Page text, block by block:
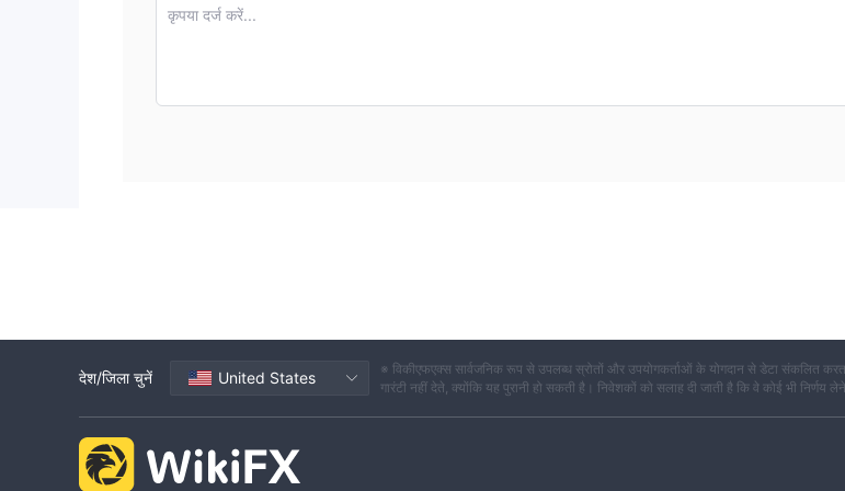
का ग्राहक समर्थन Costra-FX
ईमेल: जानकारी @ Costra-FX ।जाल
नुकसान:
कोई प्रभावी नियमन नहीं
कम जानकारी उपलब्ध है
के बारे में अक्सर पूछे जाने वाले प्रश्न Costra-FX
कृपया दर्ज करें...
देश/जिला चुनें United States
※ विकीएफएक्स सार्वजनिक रूप से उपलब्ध स्रोतों और उपयोगकर्ताओं के योगदान से डेटा संकलित
गारंटी नहीं देते, क्योंकि यह पुरानी हो सकती है। निवेशकों को सलाह दी जाती है कि वे कोई भी निर्णय